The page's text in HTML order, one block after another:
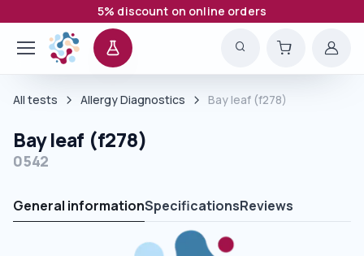
5% discount on online orders
All tests Allergy Diagnostics Bay leaf (f278)
Bay leaf (f278)
0542
General informationSpecificationsReviews